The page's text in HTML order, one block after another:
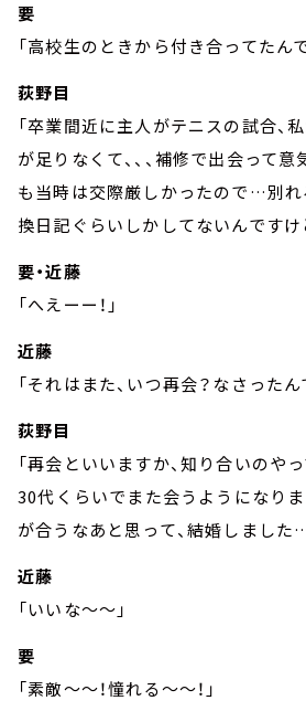
要
「高校生のときから付き合ってたんで
荻野目
「卒業間近に主人がテニスの試合、
が足りなくて、、、補修で出会って
も当時は交際厳しかったので…別
換日記ぐらいしかしてないんですけ
要・近藤
「へえーー！」
近藤
「それはまた、いつ再会？なさったん
荻野目
「再会といいますか、知り合いのや
30代くらいでまた会うようになりま
が合うなあと思って、結婚しました
近藤
「いいな～～」
要
「素敵～～！憧れる～～！」